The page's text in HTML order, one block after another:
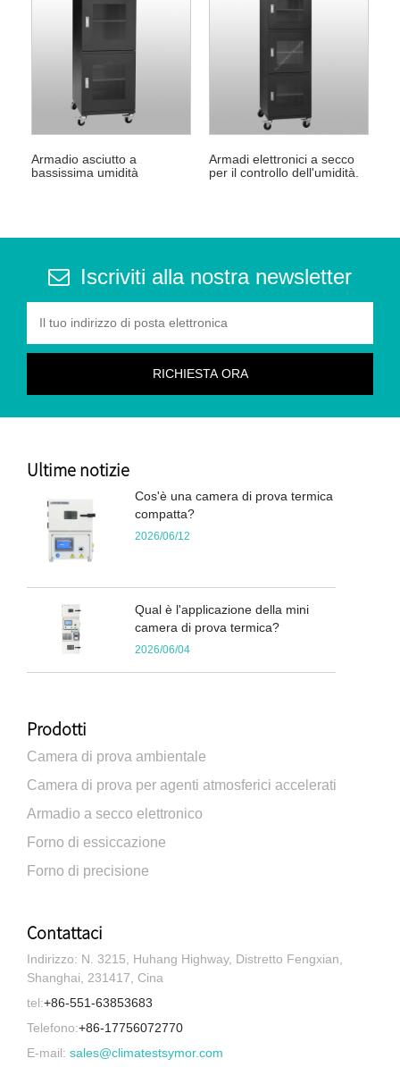
Armadio asciutto a
bassissima umidità
Armadi elettronici a secco
per il controllo dell'umidità.
Iscriviti alla nostra newsletter
Ultime notizie
Cos'è una camera di prova termica
compatta?
2026/06/12
Qual è l'applicazione della mini
camera di prova termica?
2026/06/04
Prodotti
Camera di prova ambientale
Camera di prova per agenti atmosferici accelerati
Armadio a secco elettronico
Forno di essiccazione
Forno di precisione
Contattaci
Indirizzo: N. 3215, Huhang Highway, Distretto Fengxian,
Shanghai, 231417, Cina
tel:+86-551-63853683
Telefono:+86-17756072770
E-mail: sales@climatestsymor.com